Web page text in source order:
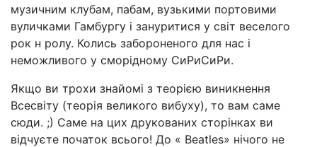
музичним клубам, пабам, вузькими портовими
вуличками Гамбургу і зануритися у світ веселого
рок н ролу. Колись забороненого для нас і
неможливого у сморідному СиРиСиРи.
Якщо ви трохи знайомі з теорією виникнення
Всесвіту (теорія великого вибуху), то вам саме
сюди. ;) Саме на цих друкованих сторінках ви
відчуєте початок всього! До « Beatles» нічого не